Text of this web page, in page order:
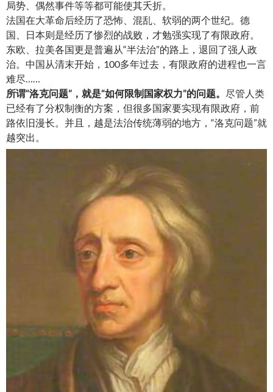
局势、偶然事件等等都可能使其夭折。
法国在大革命后经历了恐怖、混乱、软弱的两个世纪。德
国、日本则是经历了惨烈的战败，才勉强实现了有限政府。
东欧、拉美各国更是普遍从“半法治”的路上，退回了强人政
治。中国从清末开始，100多年过去，有限政府的进程也一言
难尽……
所谓“洛克问题”，就是“如何限制国家权力”的问题。
尽管人类
已经有了分权制衡的方案，但很多国家要实现有限政府，前
路依旧漫长。并且，越是法治传统薄弱的地方，“洛克问题”就
越突出。